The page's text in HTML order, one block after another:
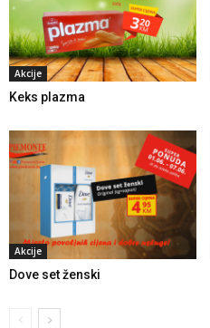
Akcije
Keks plazma
Akcije
Dove set ženski